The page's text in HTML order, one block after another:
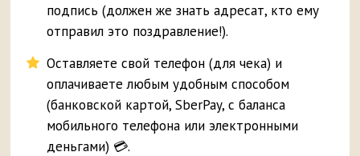
подпись (должен же знать адресат, кто ему
отправил это поздравление!).
Оставляете свой телефон (для чека) и
оплачиваете любым удобным способом
(банковской картой, SberPay, с баланса
мобильного телефона или электронными
деньгами) 💳.